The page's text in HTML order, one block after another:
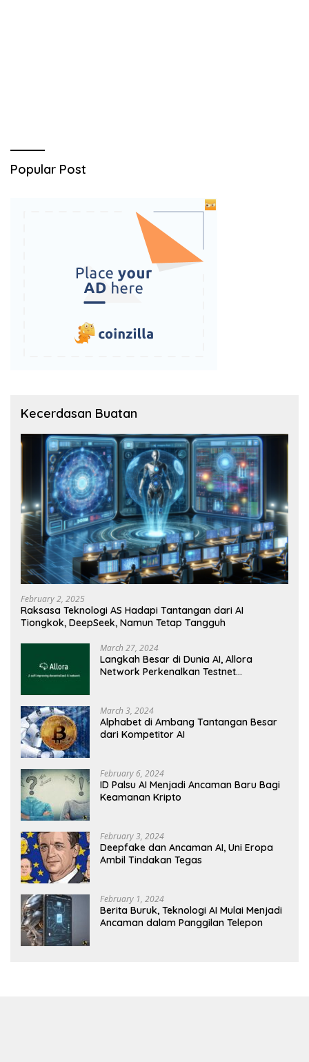
Popular Post
Kecerdasan Buatan
February 2, 2025
Raksasa Teknologi AS Hadapi Tantangan dari AI
Tiongkok, DeepSeek, Namun Tetap Tangguh
March 27, 2024
Langkah Besar di Dunia AI, Allora
Network Perkenalkan Testnet
March 3, 2024
Alphabet di Ambang Tantangan Besar
dari Kompetitor AI
February 6, 2024
ID Palsu AI Menjadi Ancaman Baru Bagi
Keamanan Kripto
February 3, 2024
Deepfake dan Ancaman AI, Uni Eropa
Ambil Tindakan Tegas
February 1, 2024
Berita Buruk, Teknologi AI Mulai Menjadi
Ancaman dalam Panggilan Telepon